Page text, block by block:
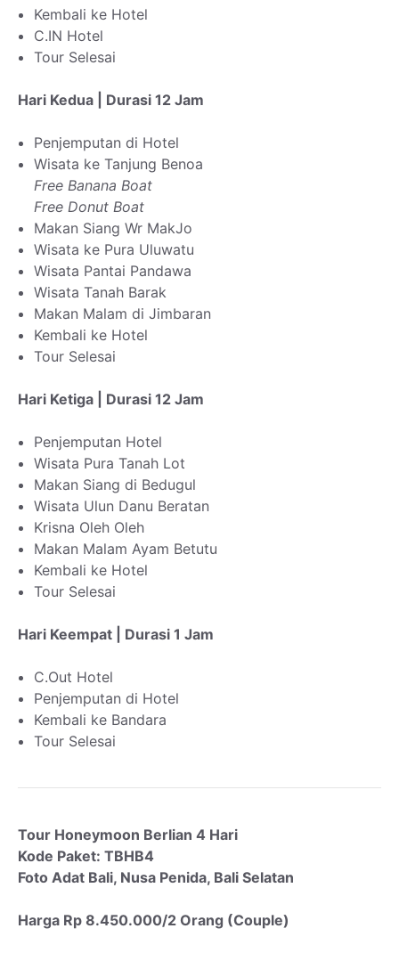
Kembali ke Hotel
C.IN Hotel
Tour Selesai
Hari Kedua | Durasi 12 Jam
Penjemputan di Hotel
Wisata ke Tanjung Benoa
Free Banana Boat
Free Donut Boat
Makan Siang Wr MakJo
Wisata ke Pura Uluwatu
Wisata Pantai Pandawa
Wisata Tanah Barak
Makan Malam di Jimbaran
Kembali ke Hotel
Tour Selesai
Hari Ketiga | Durasi 12 Jam
Penjemputan Hotel
Wisata Pura Tanah Lot
Makan Siang di Bedugul
Wisata Ulun Danu Beratan
Krisna Oleh Oleh
Makan Malam Ayam Betutu
Kembali ke Hotel
Tour Selesai
Hari Keempat | Durasi 1 Jam
C.Out Hotel
Penjemputan di Hotel
Kembali ke Bandara
Tour Selesai
Tour Honeymoon Berlian 4 Hari
Kode Paket: TBHB4
Foto Adat Bali, Nusa Penida, Bali Selatan
Harga Rp 8.450.000/2 Orang (Couple)